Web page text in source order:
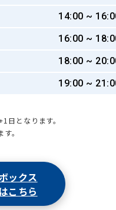
14:00 ~
16:00 ~
18:00 ~
19:00 ~
となります。
。
ックス
こちら